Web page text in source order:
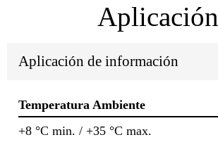
Aplicación
Aplicación de información
Temperatura Ambiente
+8 °C min. / +35 °C max.